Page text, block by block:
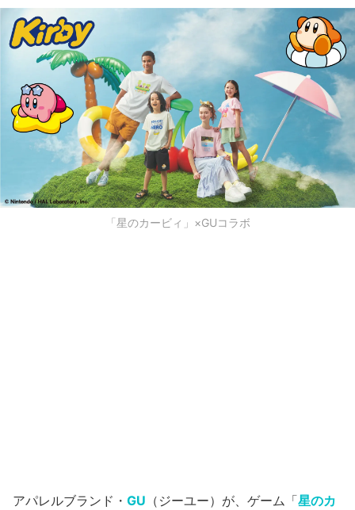
「星のカービィ」×GUコラボ
アパレルブランド・ GU （ジーユー）が、ゲーム「星のカ